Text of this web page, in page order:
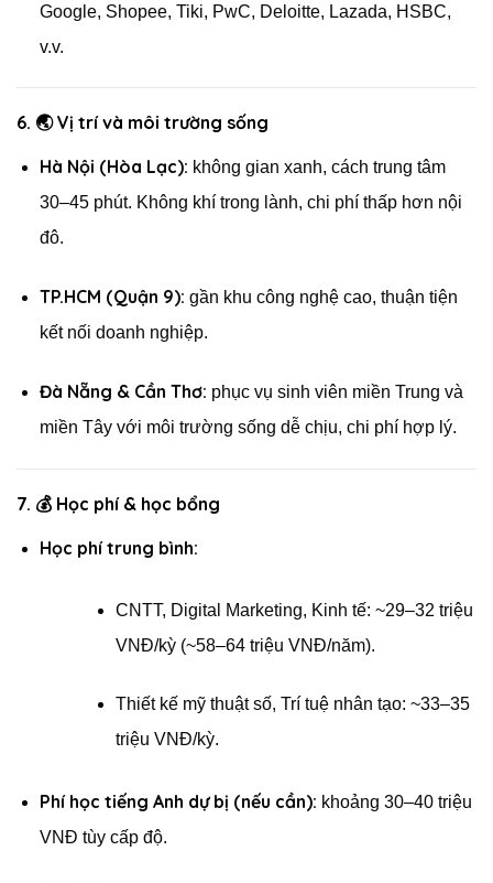
Google, Shopee, Tiki, PwC, Deloitte, Lazada, HSBC,
v.v.
6. 🌏Vị trí và môi trường sống
Hà Nội (Hòa Lạc): không gian xanh, cách trung tâm
30–45 phút. Không khí trong lành, chi phí thấp hơn nội
đô.
TP.HCM (Quận 9): gần khu công nghệ cao, thuận tiện
kết nối doanh nghiệp.
Đà Nẵng & Cần Thơ: phục vụ sinh viên miền Trung và
miền Tây với môi trường sống dễ chịu, chi phí hợp lý.
7. 💰 Học phí & học bổng
Học phí trung bình:
CNTT, Digital Marketing, Kinh tế: ~29–32 triệu
VNĐ/kỳ (~58–64 triệu VNĐ/năm).
Thiết kế mỹ thuật số, Trí tuệ nhân tạo: ~33–35
triệu VNĐ/kỳ.
Phí học tiếng Anh dự bị (nếu cần): khoảng 30–40 triệu
VNĐ tùy cấp độ.